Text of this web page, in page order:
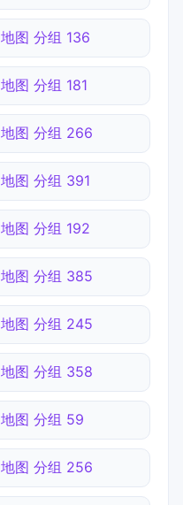
地图 分组 136
地图 分组 181
地图 分组 266
地图 分组 391
地图 分组 192
地图 分组 385
地图 分组 245
地图 分组 358
地图 分组 59
地图 分组 256